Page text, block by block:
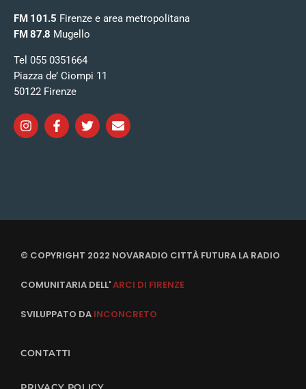
FM 101.5 Firenze e area metropolitana
FM 87.8 Mugello
Tel 055 0351664
Piazza de’ Ciompi 11
50122 Firenze
© COPYRIGHT 2022 NOVARADIO CITTÀ FUTURA LA RADIO
COMUNITARIA DELL'ARCI DI FIRENZE
SVILUPPATO DA INCONCRETO
CONTATTI